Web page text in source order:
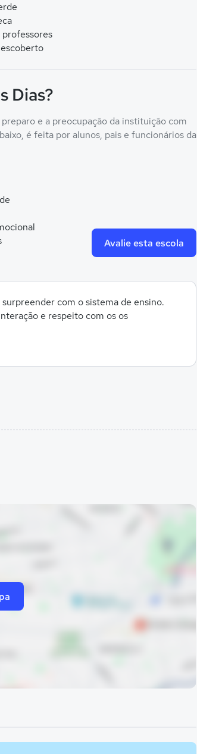
professores
Dias?
e a preocupação da instituição com
é feita por alunos, pais e funcionários da
Avalie esta escola
com o sistema de ensino.
e respeito com os os